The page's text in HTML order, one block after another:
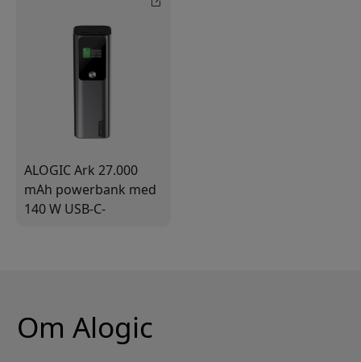
ALOGIC Ark 27.000
mAh powerbank med
140 W USB-C-
Om Alogic